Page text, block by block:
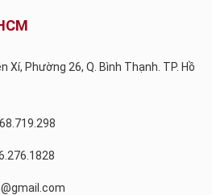
Xí, Phường 26, Q. Bình Thạnh. TP. Hồ